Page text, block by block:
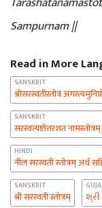
Sampurnam ||
Read in More
SANSKRIT
श्रीसरस्वतीस्तोत्रं
SANSKRIT
सरस्वत्यष्टोत्तरशत नामस्तोत्रम्
HINDI
नील सरस्वती स्तोत्रम् अर्थ
SANSKRIT
श्री सरस्वती स्तोत्रम्